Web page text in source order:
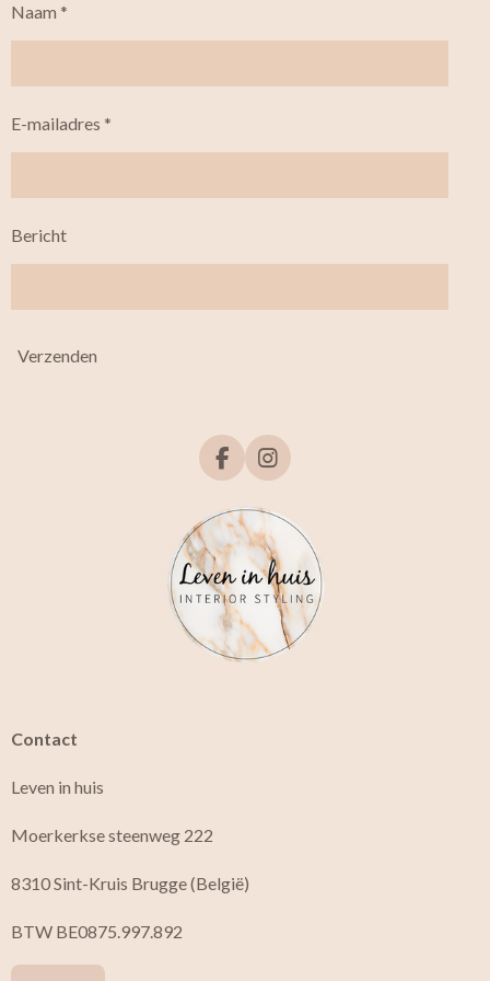
Naam *
E-mailadres *
Bericht
Verzenden
F
a
c
e
b
o
o
k
I
n
s
t
a
g
r
Contact
Leven in huis
Moerkerkse steenweg 222
8310 Sint-Kruis Brugge (België)
BTW BE0875.997.892